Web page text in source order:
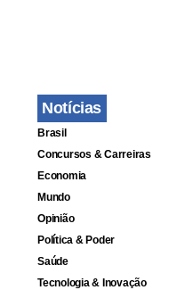
Notícias
Brasil
Concursos & Carreiras
Economia
Mundo
Opinião
Política & Poder
Saúde
Tecnologia & Inovação